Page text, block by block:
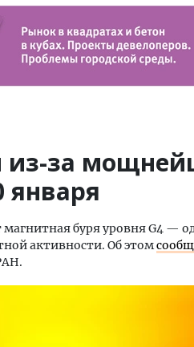
из-за
января
буря уровня G4 —
активности. Об этом